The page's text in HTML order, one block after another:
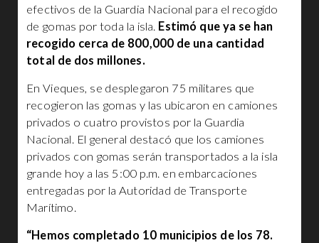
efectivos de la Guardia Nacional para el recogido
de gomas por toda la isla. Estimó que ya se han
recogido cerca de 800,000 de una cantidad
total de dos millones.
En Vieques, se desplegaron 75 militares que
recogieron las gomas y las ubicaron en camiones
privados o cuatro provistos por la Guardia
Nacional. El general destacó que los camiones
privados con gomas serán transportados a la isla
grande hoy a las 5:00 p.m. en embarcaciones
entregadas por la Autoridad de Transporte
Marítimo.
“Hemos completado 10 municipios de los 78.